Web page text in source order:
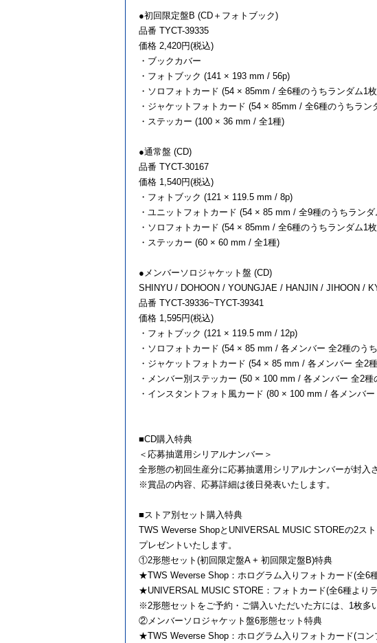
●初回限定盤B (CD＋フォトブック)
品番 TYCT-39335
価格 2,420円(税込)
・ブックカバー
・フォトブック (141 × 193 mm / 56p)
・ソロフォトカード (54 × 85mm / 全6種のうちランダム1
・ジャケットフォトカード (54 × 85mm / 全6種のうちラン
・ステッカー (100 × 36 mm / 全1種)
●通常盤 (CD)
品番 TYCT-30167
価格 1,540円(税込)
・フォトブック (121 × 119.5 mm / 8p)
・ユニットフォトカード (54 × 85 mm / 全9種のうちラン
・ソロフォトカード (54 × 85mm / 全6種のうちランダム1
・ステッカー (60 × 60 mm / 全1種)
●メンバーソロジャケット盤 (CD)
SHINYU / DOHOON / YOUNGJAE / HANJIN / JIHOON /
品番 TYCT-39336~TYCT-39341
価格 1,595円(税込)
・フォトブック (121 × 119.5 mm / 12p)
・ソロフォトカード (54 × 85 mm / 各メンバー 全2種のう
・ジャケットフォトカード (54 × 85 mm / 各メンバー 全2
・メンバー別ステッカー (50 × 100 mm / 各メンバー 全2
・インスタントフォト風カード (80 × 100 mm / 各メンバ
■CD購入特典
＜応募抽選用シリアルナンバー＞
全形態の初回生産分に応募抽選用シリアルナンバーが封入
※賞品の内容、応募詳細は後日発表いたします。
■ストア別セット購入特典
TWS Weverse ShopとUNIVERSAL MUSIC STOREの2ス
プレゼントいたします。
①2形態セット(初回限定盤A + 初回限定盤B)特典
★TWS Weverse Shop：ホログラム入りフォトカード(全6
★UNIVERSAL MUSIC STORE：フォトカード(全6種より
※2形態セットをご予約・ご購入いただいた方には、1枚多
②メンバーソロジャケット盤6形態セット特典
★TWS Weverse Shop：ホログラム入りフォトカード(コン